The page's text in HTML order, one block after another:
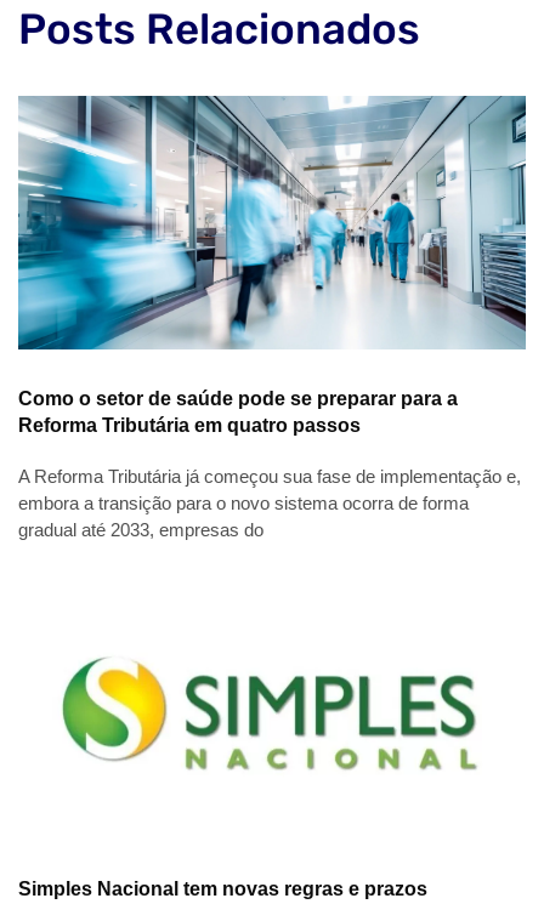
Posts Relacionados
Como o setor de saúde pode se preparar para a
Reforma Tributária em quatro passos
A Reforma Tributária já começou sua fase de implementação e,
embora a transição para o novo sistema ocorra de forma
gradual até 2033, empresas do
Simples Nacional tem novas regras e prazos